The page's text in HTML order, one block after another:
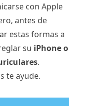
con Apple
antes de
estas formas a
su iPhone o
.
te ayude.